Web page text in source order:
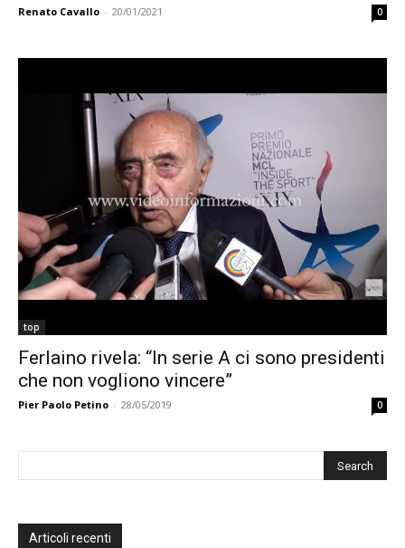
Renato Cavallo - 20/01/2021 0
top
Ferlaino rivela: “In serie A ci sono presidenti
che non vogliono vincere”
Pier Paolo Petino - 28/05/2019 0
Articoli recenti